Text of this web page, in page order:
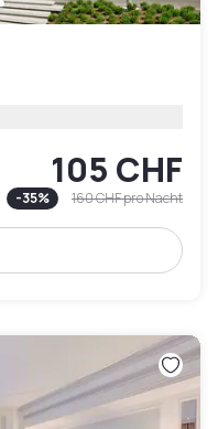
105 CHF
-35% 160 CHFpro Nacht